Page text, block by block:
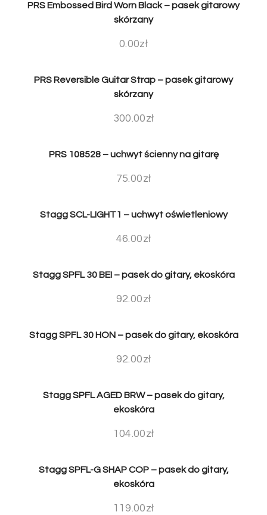
PRS Embossed Bird Worn Black – pasek gitarowy
skórzany
0.00zł
PRS Reversible Guitar Strap – pasek gitarowy
skórzany
300.00zł
PRS 108528 – uchwyt ścienny na gitarę
75.00zł
Stagg SCL-LIGHT1 – uchwyt oświetleniowy
46.00zł
Stagg SPFL 30 BEI – pasek do gitary, ekoskóra
92.00zł
Stagg SPFL 30 HON – pasek do gitary, ekoskóra
92.00zł
Stagg SPFL AGED BRW – pasek do gitary,
ekoskóra
104.00zł
Stagg SPFL-G SHAP COP – pasek do gitary,
ekoskóra
119.00zł